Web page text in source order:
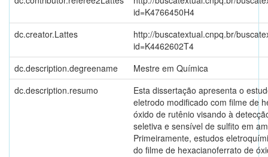
id=K4766450H4
dc.creator.Lattes
http://buscatextual.cnpq.br/
id=K4462602T4
dc.description.degreename
Mestre em Química
dc.description.resumo
Esta dissertação apresenta o
eletrodo modificado com filme de
óxido de rutênio visando à
seletiva e sensível de sulfito em
Primeiramente, estudos
do filme de hexacianoferrato de